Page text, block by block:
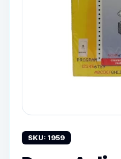
SKU: 1959